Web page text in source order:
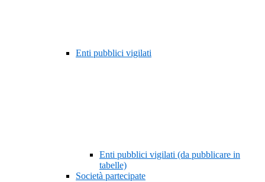
Enti pubblici vigilati
Enti pubblici vigilati (da pubblicare in
tabelle)
Società partecipate